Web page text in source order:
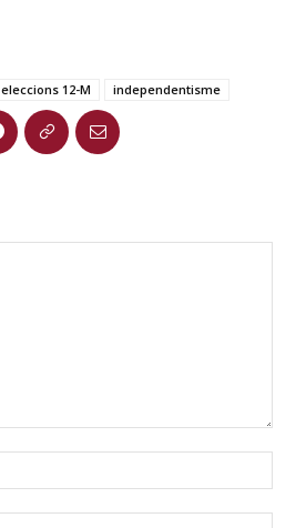
eleccions 12-M independentisme